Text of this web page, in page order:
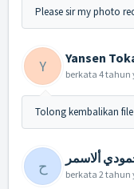
Please sir my photo
Y Yansen
berkata 4 tahun
Tolong kembalikan file
ح ألاسمر
berkata 2 tahun